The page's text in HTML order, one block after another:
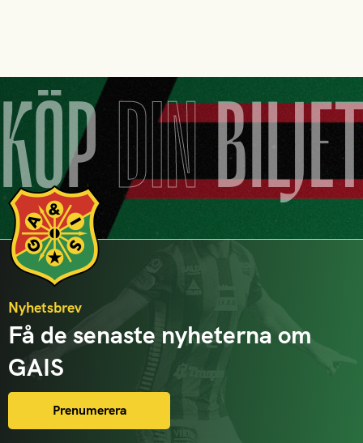
KÖPDIN
Nyhetsbrev
Få de senaste nyheterna om
GAIS
Prenumerera